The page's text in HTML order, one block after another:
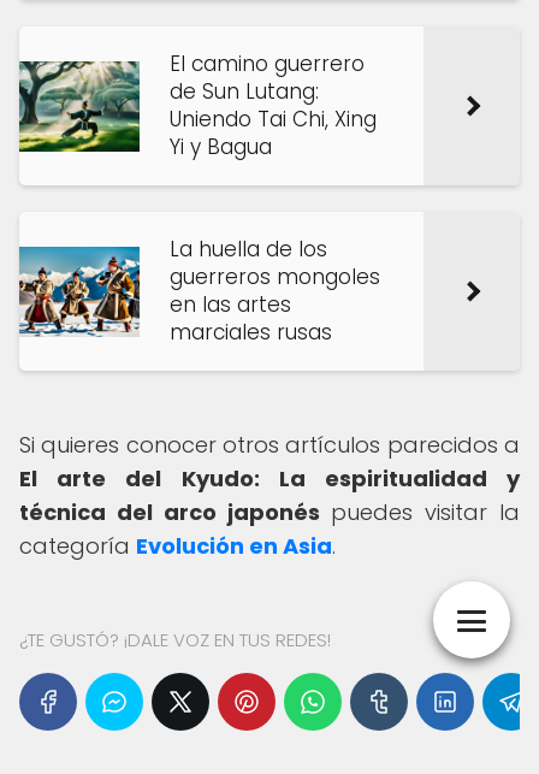
El camino guerrero
de Sun Lutang:
Uniendo Tai Chi, Xing
Yi y Bagua
La huella de los
guerreros mongoles
en las artes
marciales rusas
Si quieres conocer otros artículos parecidos a
El arte del Kyudo: La espiritualidad y
técnica del arco japonés puedes visitar la
categoría Evolución en Asia.
¿TE GUSTÓ? ¡DALE VOZ EN TUS REDES!